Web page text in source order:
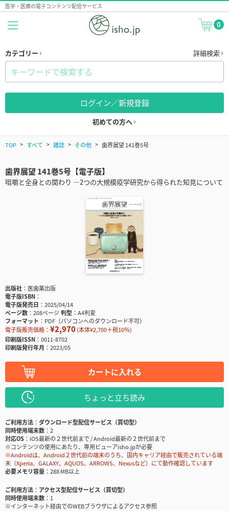
医学・医療の電子コンテンツ配信サービス
0
カテゴリー 詳細検索
ログイン／新規登録
初めての方へ
TOP すべて 雑誌 その他 歯界展望 141巻5号
歯界展望 141巻5号【電子版】
咀嚼と全身との関わり ―2つの大規模疫学研究から得られた知見について
出版社
医歯薬出版
電子版ISBN
電子版発売日
2025/04/14
ページ数
208ページ判型
A4判変
フォーマット
PDF（パソコンへのダウンロード不可）
電子版販売価格： ¥2,970(本体¥2,700＋税10％)
印刷版ISSN
0011-8702
印刷版発行年月
2023/05
カートに入れる
ちょっと立ち読み
ご利用方法
ダウンロード型配信サービス（買切型）
同時使用端末数
2
対応OS
iOS最新の２世代前まで / Android最新の２世代前まで
※コンテンツの使用にあたり、専用ビューアisho.jpが必要
※Androidは、Android２世代前の端末のうち、国内キャリア経由で販売されている端
末（Xperia、GALAXY、AQUOS、ARROWS、Nexusなど）にて動作確認しています
必要メモリ容量
288 MB以上
ご利用方法
アクセス型配信サービス（買切型）
同時使用端末数
1
※インターネット経由でのWEBブラウザによるアクセス参照